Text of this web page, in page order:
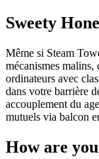
Sweety
Même si Steam
mécanismes malins,
ordinateurs avec
dans votre barrière
accouplement du
mutuels via balcon
How are